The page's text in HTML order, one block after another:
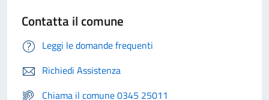
Contatta il comune
Leggi le domande frequenti
Richiedi Assistenza
Chiama il comune 0345 25011